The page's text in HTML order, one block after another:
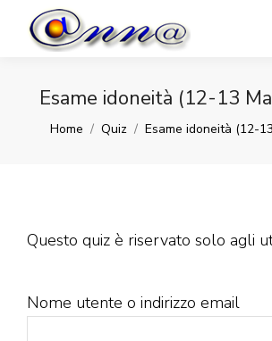
Esame idoneità (12-13
You are here:
Home Quiz Esame idoneità (12-
Questo quiz è riservato solo agli
Nome utente o indirizzo email